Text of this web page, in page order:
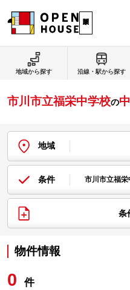
市川市立福栄中学校の
地域
条件 市川市立福
条
物件情報
0 件
地域から探す 沿線・駅から探す